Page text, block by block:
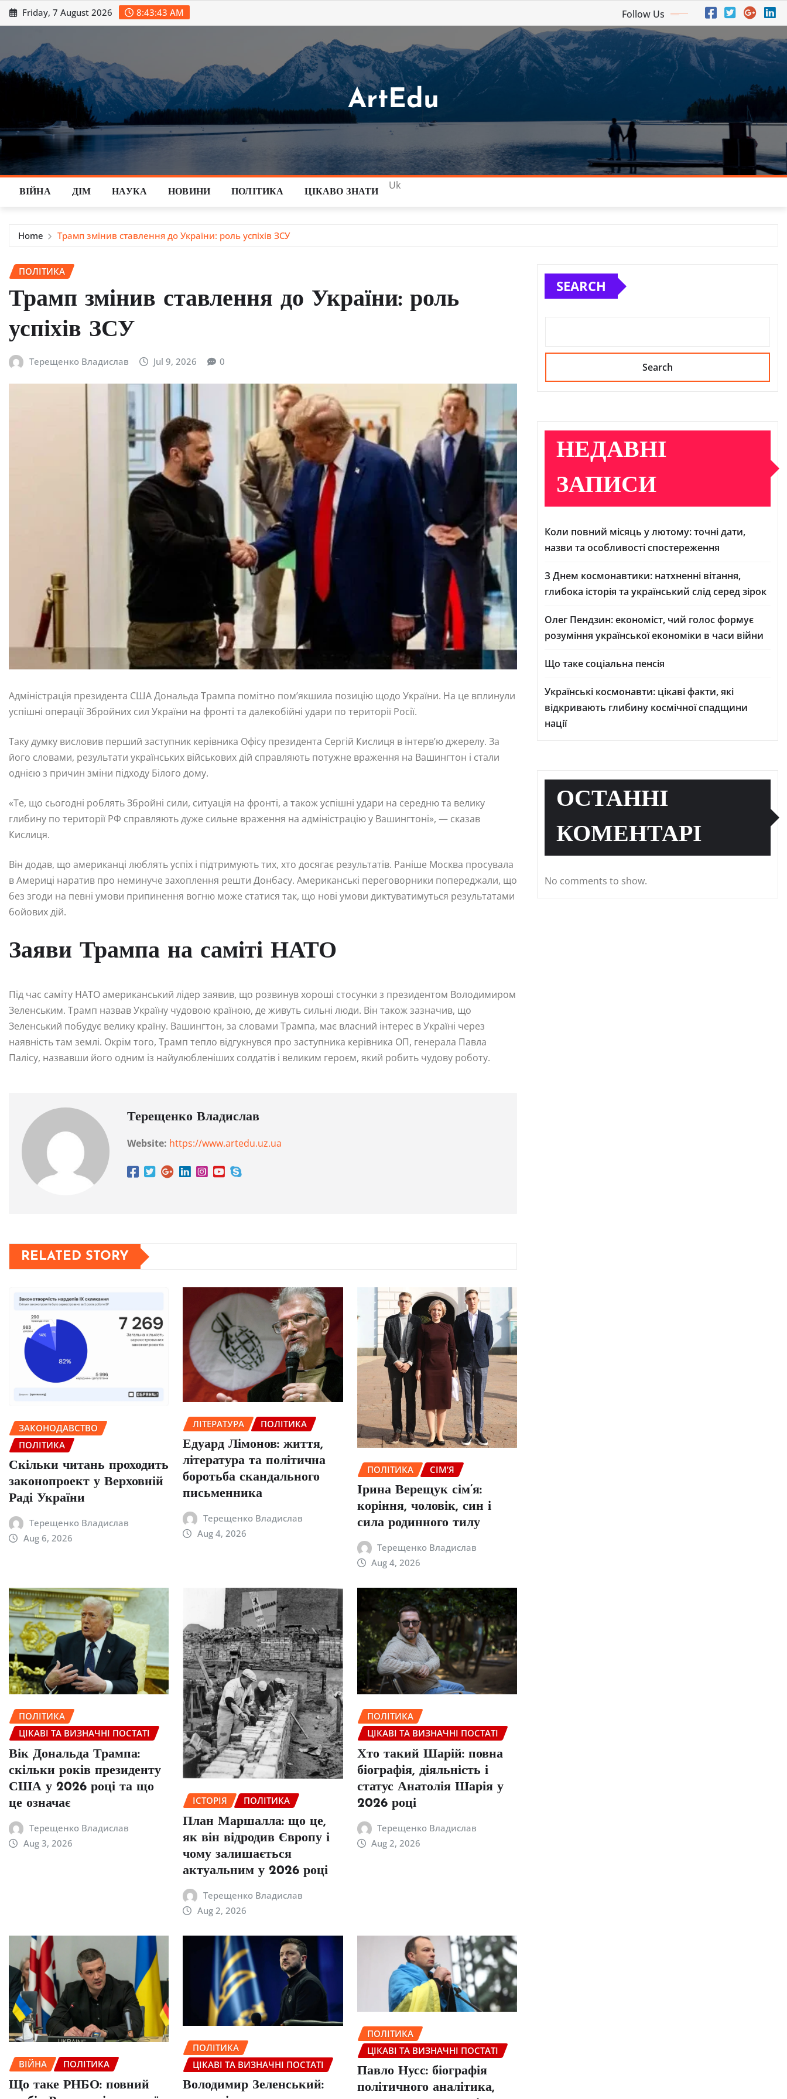
Skip
to
Friday, 7 August 2026 8:43:44 AM Follow Us
ArtEdu
ВІЙНА ДІМ НАУКА НОВИНИ ПОЛІТИКА ЦІКАВО ЗНАТИ
Uk
Home Трамп змінив ставлення до України: роль успіхів ЗСУ
ПОЛІТИКА
Трамп змінив ставлення до України: роль
успіхів ЗСУ
Терещенко Владислав Jul 9, 2026 0
Адміністрація президента США Дональда Трампа помітно пом’якшила позицію щодо України. На це вплинули
успішні операції Збройних сил України на фронті та далекобійні удари по території Росії.
Таку думку висловив перший заступник керівника Офісу президента Сергій Кислиця в інтерв’ю джерелу. За
його словами, результати українських військових дій справляють потужне враження на Вашингтон і стали
однією з причин зміни підходу Білого дому.
«Те, що сьогодні роблять Збройні сили, ситуація на фронті, а також успішні удари на середню та велику
глибину по території РФ справляють дуже сильне враження на адміністрацію у Вашингтоні», — сказав
Кислиця.
Він додав, що американці люблять успіх і підтримують тих, хто досягає результатів. Раніше Москва просувала
в Америці наратив про неминуче захоплення решти Донбасу. Американські переговорники попереджали, що
без згоди на певні умови припинення вогню може статися так, що нові умови диктуватимуться результатами
бойових дій.
Заяви Трампа на саміті НАТО
Під час саміту НАТО американський лідер заявив, що розвинув хороші стосунки з президентом Володимиром
Зеленським. Трамп назвав Україну чудовою країною, де живуть сильні люди. Він також зазначив, що
Зеленський побудує велику країну. Вашингтон, за словами Трампа, має власний інтерес в Україні через
наявність там землі. Окрім того, Трамп тепло відгукнувся про заступника керівника ОП, генерала Павла
Палісу, назвавши його одним із найулюбленіших солдатів і великим героєм, який робить чудову роботу.
Терещенко Владислав
Website: https://www.artedu.uz.ua
RELATED STORY
ЗАКОНОДАВСТВО
ПОЛІТИКА
Скільки читань проходить
законопроект у Верховній
Раді України
Терещенко Владислав
Aug 6, 2026
ЛІТЕРАТУРА ПОЛІТИКА
Едуард Лімонов: життя,
література та політична
боротьба скандального
письменника
Терещенко Владислав
Aug 4, 2026
ПОЛІТИКА СІМ’Я
Ірина Верещук сім’я:
коріння, чоловік, син і
сила родинного тилу
Терещенко Владислав
Aug 4, 2026
ПОЛІТИКА
ЦІКАВІ ТА ВИЗНАЧНІ ПОСТАТІ
Вік Дональда Трампа:
скільки років президенту
США у 2026 році та що
це означає
Терещенко Владислав
Aug 3, 2026
ІСТОРІЯ ПОЛІТИКА
План Маршалла: що це,
як він відродив Європу і
чому залишається
актуальним у 2026 році
Терещенко Владислав
Aug 2, 2026
ПОЛІТИКА
ЦІКАВІ ТА ВИЗНАЧНІ ПОСТАТІ
Хто такий Шарій: повна
біографія, діяльність і
статус Анатолія Шарія у
2026 році
Терещенко Владислав
Aug 2, 2026
ВІЙНА ПОЛІТИКА
Що таке РНБО: повний
ПОЛІТИКА
ЦІКАВІ ТА ВИЗНАЧНІ ПОСТАТІ
Володимир Зеленський:
ПОЛІТИКА
ЦІКАВІ ТА ВИЗНАЧНІ ПОСТАТІ
Павло Нусс: біографія
політичного аналітика,
SEARCH
Search
НЕДАВНІ
ЗАПИСИ
Коли повний місяць у лютому: точні дати,
назви та особливості спостереження
З Днем космонавтики: натхненні вітання,
глибока історія та український слід серед зірок
Олег Пендзин: економіст, чий голос формує
розуміння української економіки в часи війни
Що таке соціальна пенсія
Українські космонавти: цікаві факти, які
відкривають глибину космічної спадщини
нації
ОСТАННІ
КОМЕНТАРІ
No comments to show.